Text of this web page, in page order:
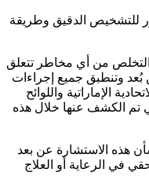
للتشخيص الدقيق وطريقة
من أي مخاطر تتعلق
وتنطبق جميع إجراءات
الإماراتية واللوائح
تم الكشف عنها خلال هذه
هذه الاستشارة عن بعد
في الرعاية أو العلاج